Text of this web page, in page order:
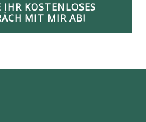
KOSTENLOSES
MIT MIR AB!